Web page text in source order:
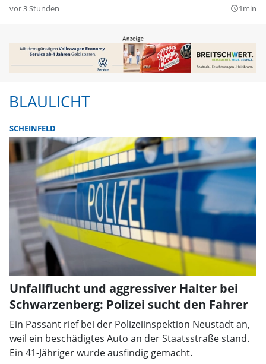
vor 3 Stunden query_builder1min
BLAULICHT
SCHEINFELD
Unfallflucht und aggressiver Halter bei
Schwarzenberg: Polizei sucht den Fahrer
Ein Passant rief bei der Polizeiinspektion Neustadt an,
weil ein beschädigtes Auto an der Staatsstraße stand.
Ein 41-Jähriger wurde ausfindig gemacht.